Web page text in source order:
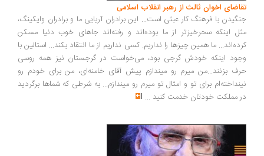
اخوان ثالث از رهبر انقلاب اسلامی
با فرهنگ کار عبثی است... این برادران آریایی ما و برادران وایکینگ،
اینکه سحرخیزتر از ما بوده‌اند و رفته‌اند جاهای خوب دنیا مسکن
ما همین چیزها را نداریم. کسی نداریم از ما انتقاد بکند... استالین با
اینکه خودش گرجی بود، می‌خواست در گرجستان نیز همه روسی
بزنند...من میرم رو میندازم پیش آقای خامنه‌ای، من برای خودم رو
برای تو و امثال تو میرم رو میندازم... به شرطی که شماها برگردید
مملکت خودتان خدمت کنید...